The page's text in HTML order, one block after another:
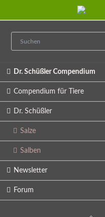
Dr. Schüßler Compendium
Compendium für Tiere
Dr. Schüßler
Salze
Salben
Newsletter
Forum